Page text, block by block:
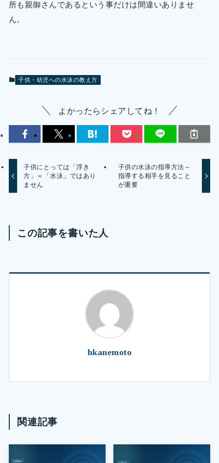
所も親御さんであるという事だけは間違いありませ
ん。
子供・幼児への水泳の教え方
よかったらシェアしてね！
子供にとっては「浮き
方」＝「水泳」ではあり
ません
子供の水泳の指導方法～
指導する相手を見ること
が重要
この記事を書いた人
hkanemoto
関連記事